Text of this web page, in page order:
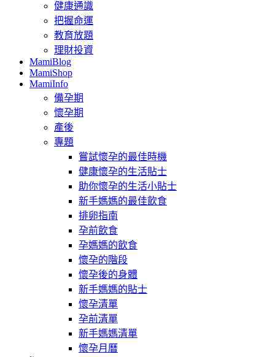
健康通識
把握命運
教育放題
理財投資
MamiBlog
MamiShop
MamiInfo
備孕期
懷孕期
產後
專題
嘗試懷孕的最佳時機
健康懷孕的生活貼士
助你懷孕的生活小貼士
新手媽媽的最佳飲食
排卵指南
孕前飲食
孕媽媽的飲食
懷孕的階段
懷孕後的身體
新手媽媽的貼士
懷孕清單
孕前清單
新手媽媽清單
懷孕月曆